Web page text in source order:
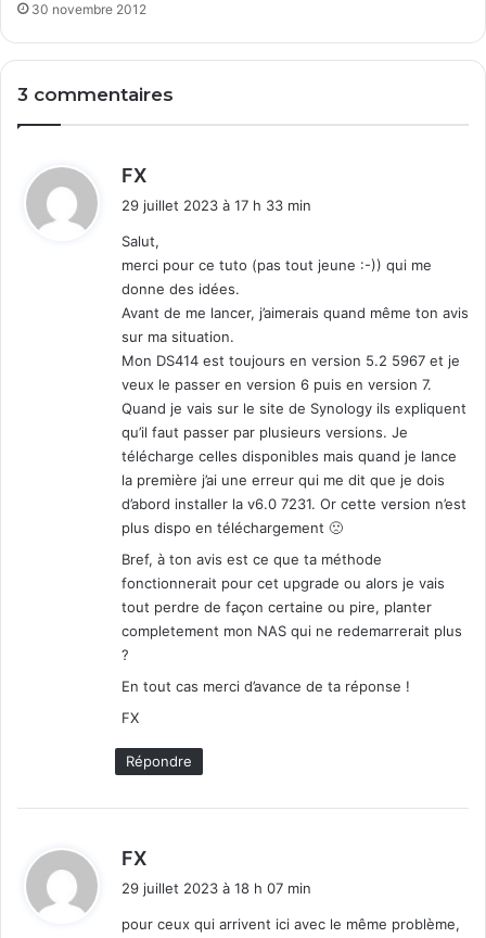
30 novembre 2012
3 commentaires
FX
:
29 juillet 2023 à 17 h 33 min
Salut,
merci pour ce tuto (pas tout jeune :-)) qui me
donne des idées.
Avant de me lancer, j’aimerais quand même ton avis
sur ma situation.
Mon DS414 est toujours en version 5.2 5967 et je
veux le passer en version 6 puis en version 7.
Quand je vais sur le site de Synology ils expliquent
qu’il faut passer par plusieurs versions. Je
télécharge celles disponibles mais quand je lance
la première j’ai une erreur qui me dit que je dois
d’abord installer la v6.0 7231. Or cette version n’est
plus dispo en téléchargement 🙁
Bref, à ton avis est ce que ta méthode
fonctionnerait pour cet upgrade ou alors je vais
tout perdre de façon certaine ou pire, planter
completement mon NAS qui ne redemarrerait plus
?
En tout cas merci d’avance de ta réponse !
FX
Répondre
FX
29 juillet 2023 à 18 h 07 min
pour ceux qui arrivent ici avec le même problème,